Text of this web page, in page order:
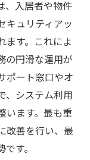
、入居者や物件
キュリティアッ
ます。これによ
の円滑な運用が
ポート窓口やオ
、システム利用
います。最も重
改善を行い、最
す。